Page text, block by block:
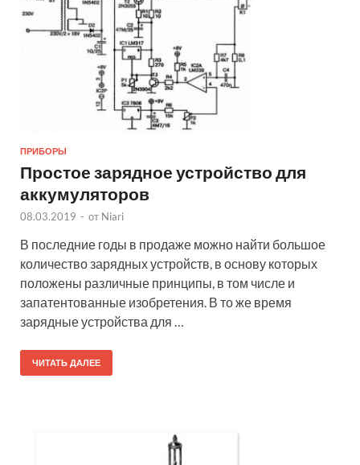
ПРИБОРЫ
Простое зарядное устройство для
аккумуляторов
08.03.2019 - от Niari
В последние годы в продаже можно найти большое
количество зарядных устройств, в основу которых
положены различные принципы, в том числе и
запатентованные изобретения. В то же время
зарядные устройства для …
ЧИТАТЬ ДАЛЕЕ